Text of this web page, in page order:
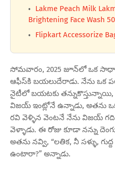
Lakme Peach Milk
Brightening Face Wash
Flipkart Accessorize
సోమవారం, 2025 జూన్‌లో ఒక
ఆఫీస్‌కి బయలుదేరాడు. నేను ఒక
నైటీలో బయటకు తన్నుకొస్తున్నాయి,
విజయ్ ఇంట్లోనే ఉన్నాడు, అతను
రవి వెళ్ళిన వెంటనే నేను విజయ్
వెళ్ళాడు. ఈ రోజు కూడా నన్ను
అతను నవ్వి, “లతిక, నీ సళ్ళు,
ఉంటారా?” అన్నాడు.